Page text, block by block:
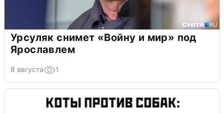
Урсуляк снимет «Войну и мир» под
Ярославлем
8 августа 1